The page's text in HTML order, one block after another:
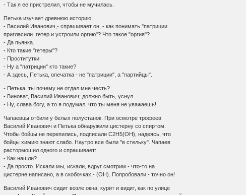
- Так я ее пристрелил, чтобы не мучилась.
Петька изучает древнюю историю:
- Василий Иванович,- спрашивает он, - как понимать "патриции
пригласили гетер и устроили оргию"? Что такое "оргия"?
- Да пьянка.
- Кто такие "гетеры"?
- Проститутки.
- Ну а "патриции" кто такие?
- А здесь, Петька, опечатка - не "патриции", а "партийцы".
- Петька, ты почему не отдал мне честь?
- Виноват, Василий Иванович; должно быть, уснул.
- Ну, слава богу, а то я подумал, что ты меня не уважаешь!
Чапаевцы отбили у белых полустанок. При осмотре трофеев
Василий Иванович и Петька обнаружили цистерну со спиртом.
Чтобы бойцы не перепились, подписали С2Н5(ОН), надеясь, что
бойцы химию знают слабо. Наутро все были "в стельку". Чапаев
растормошил одного и спрашивает:
- Как нашли?
- Да просто. Искали мы, искали, вдруг смотрим - что-то на
цистерне написано, а в скобочках - (ОН). Попробовали - точно он!
Василий Иванович сидит возле окна, курит и видит, как по улице